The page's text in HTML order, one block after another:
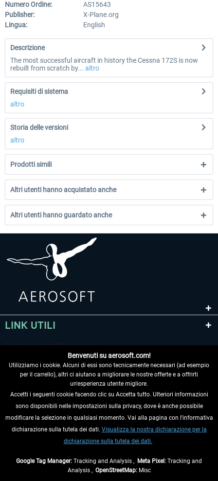
Numero Ordine:
AS15643
Publisher:
X-Plane.org
Lingua:
English
Descrizione
The most successful aircraft in history the Cessna 172S is now
rebuilt from scratch by... altro
Requisiti di sistema
altro
Storia delle versioni
altro
Prodotti simili
Altri utenti hanno acquistato anche
Altri utenti hanno guardato anche
LINK UTILI
RECEDERE DAL CONTRATTO
INFORMAZIONI
Benvenuti su aerosoft.com!
Utilizziamo i cookie. Alcuni di essi sono tecnicamente necessari (ad esempio
per il carrello), altri ci aiutano a migliorare le nostre offerte e a offrirti
un'esperienza utente migliore.
Accetti i seguenti cookie facendo clic su Accetta tutto. Ulteriori informazioni
sono disponibili nelle impostazioni sulla privacy, dove è anche possibile
modificare la selezione in qualsiasi momento. Vai alla pagina con l'informativa
dichiarazione sulla tutela dei dati. Visualizza la nostra dichiarazione per la
dichiarazione sulla tutela dei dati.
Google Tag Manager: Tracking and Analysis , Meta Pixel: Tracking and
Analysis , OpenStreetMap:Misc